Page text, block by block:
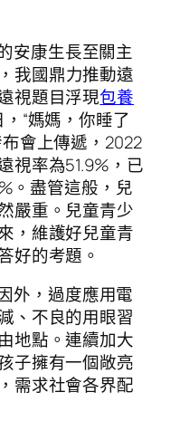
安康生長至關主
我國鼎力推動遠
視題目浮現包養
“媽媽，你睡了
會上傳遞，2022
視率為51.9%，已
。盡管這般，兒
嚴重。兒童青少
，維護好兒童青
好的考題。
外，過度應用電
、不良的用眼習
地點。連續加大
子擁有一個敞亮
需求社會各界配